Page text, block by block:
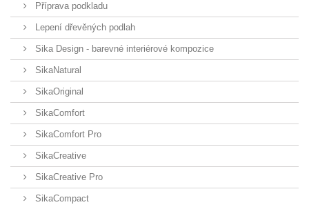
Příprava podkladu
Lepení dřevěných podlah
Sika Design - barevné interiérové kompozice
SikaNatural
SikaOriginal
SikaComfort
SikaComfort Pro
SikaCreative
SikaCreative Pro
SikaCompact